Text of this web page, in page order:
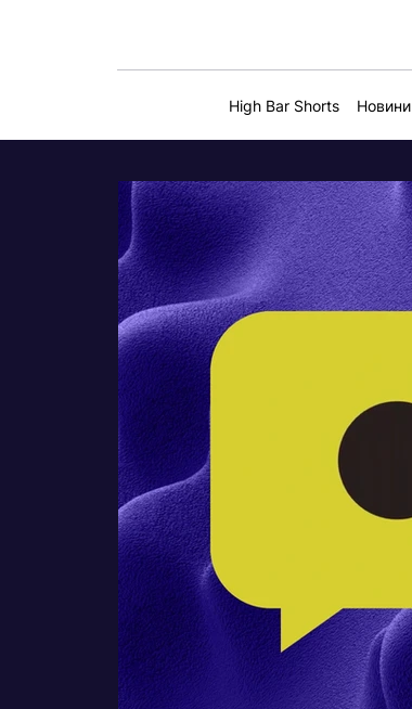
High Bar Shorts Новини